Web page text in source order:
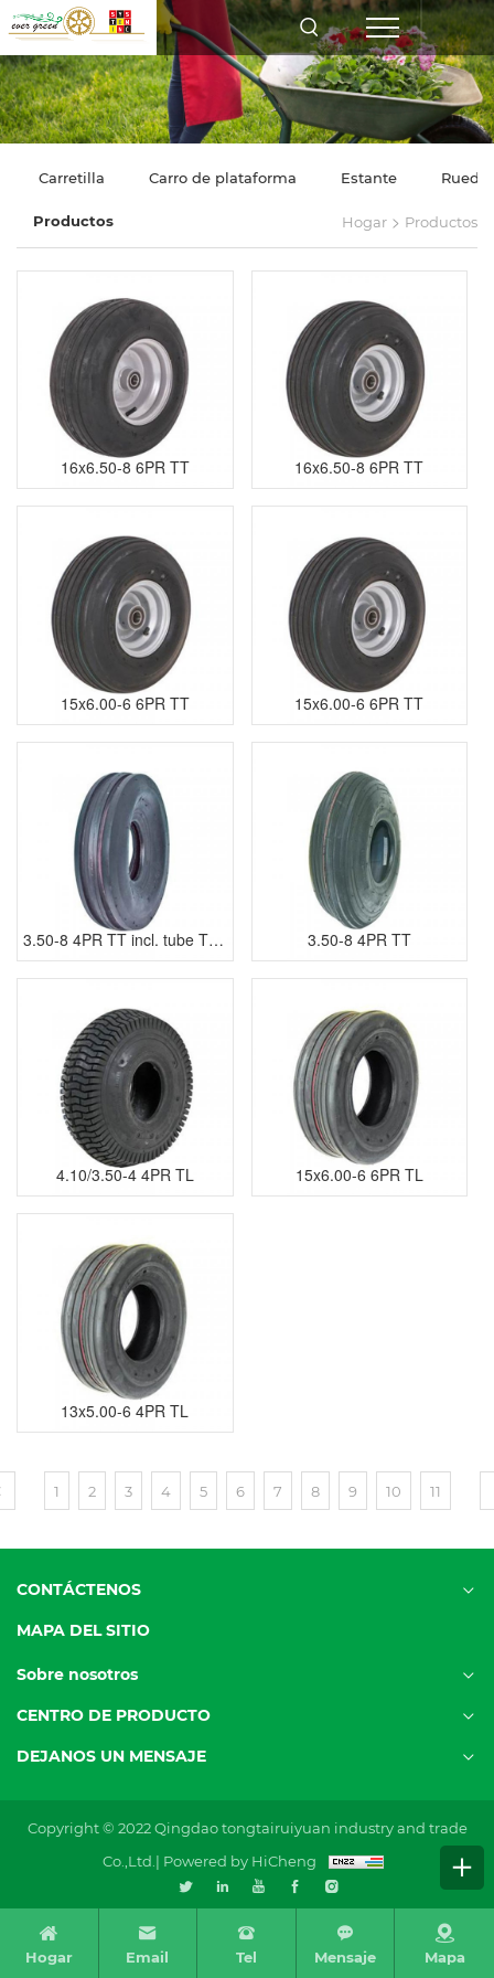
Carretilla Carro de plataforma Estante Rueda
Productos Hogar > Productos
16x6.50-8 6PR TT 16x6.50-8 6PR TT
15x6.00-6 6PR TT 15x6.00-6 6PR TT
3.50-8 4PR TT incl. tube TR13 3.50-8 4PR TT
4.10/3.50-4 4PR TL 15x6.00-6 6PR TL
13x5.00-6 4PR TL
1 2 3 4 5 6 7 8 9 10 11
CONTÁCTENOS
MAPA DEL SITIO
Sobre nosotros
CENTRO DE PRODUCTO
DEJANOS UN MENSAJE
Copyright © 2022 Qingdao tongtairuiyuan industry and trade
Co.,Ltd.| Powered by HiCheng
Hogar Email Tel Mensaje Mapa